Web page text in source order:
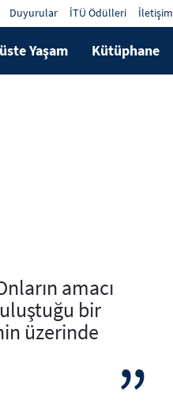
Duyurular İTÜ Ödülleri İletişim
Yaşam Kütüphane
amacı
bir
üzerinde